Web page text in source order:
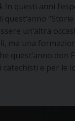
In questi anni
un’altra
ma una
quest’anno
catechisti e per le